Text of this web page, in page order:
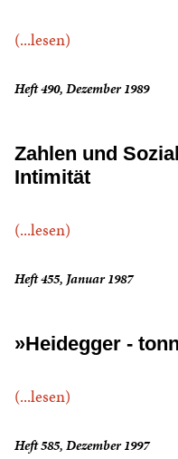
(...lesen)
Heft 490, Dezember 1989
Zahlen und
Intimität
(...lesen)
Heft 455, Januar 1987
»Heidegger -
(...lesen)
Heft 585, Dezember 1997